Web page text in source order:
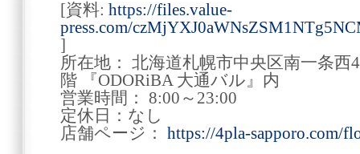
[資料: https://files.value-
press.com/
]
所在地： 北海道札幌市中央区南一条
階 『ODORiBA 大通バル』内
営業時間： 8:00～23:00
定休日：なし
店舗ページ： https://4pla-sapporo.com/